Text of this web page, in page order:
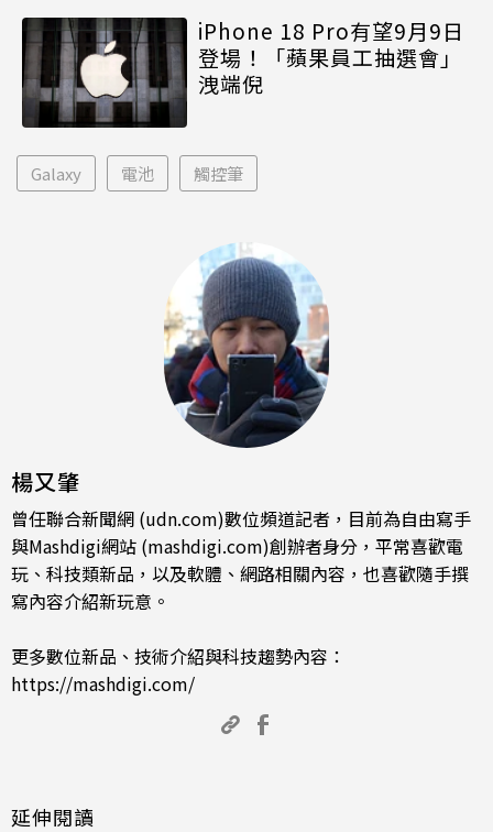
iPhone 18 Pro有望9月9日
登場！「蘋果員工抽選會」
洩端倪
Galaxy 電池 觸控筆
楊又肇
曾任聯合新聞網 (udn.com)數位頻道記者，目前為自由寫手
與Mashdigi網站 (mashdigi.com)創辦者身分，平常喜歡電
玩、科技類新品，以及軟體、網路相關內容，也喜歡隨手撰
寫內容介紹新玩意。
更多數位新品、技術介紹與科技趨勢內容：
https://mashdigi.com/
延伸閱讀